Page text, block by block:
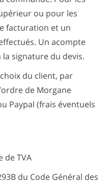
ou pour les
facturation et un
Un acompte
signature du devis.
du client, par
de Morgane
Paypal (frais éventuels
de TVA
du Code Général des